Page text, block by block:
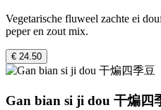
Vegetarische fluweel zachte ei
peper en zout mix.
€ 24.50
Gan bian si ji dou 干煸四